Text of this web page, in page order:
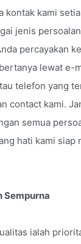
kontak kami
jenis
percayakan
lewat e-
telefon yang
contact kami.
semua
hati kami siap
Sempurna
ialah